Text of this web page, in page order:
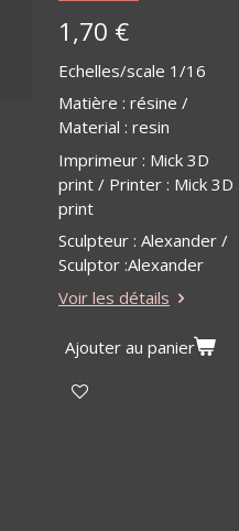
1,70 €
Echelles/scale 1/16
Matière : résine /
Material : resin
Imprimeur : Mick 3D
print / Printer : Mick 3D
print
Sculpteur : Alexander /
Sculptor :Alexander
Voir les détails
Ajouter au panier